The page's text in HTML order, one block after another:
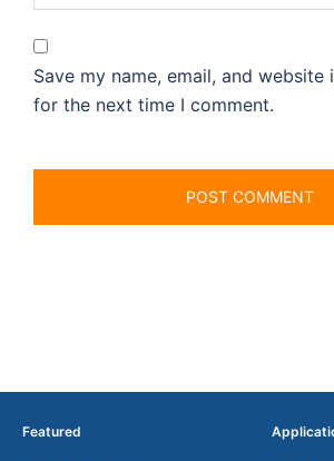
Save my name, email, and website
for the next time I comment.
Featured